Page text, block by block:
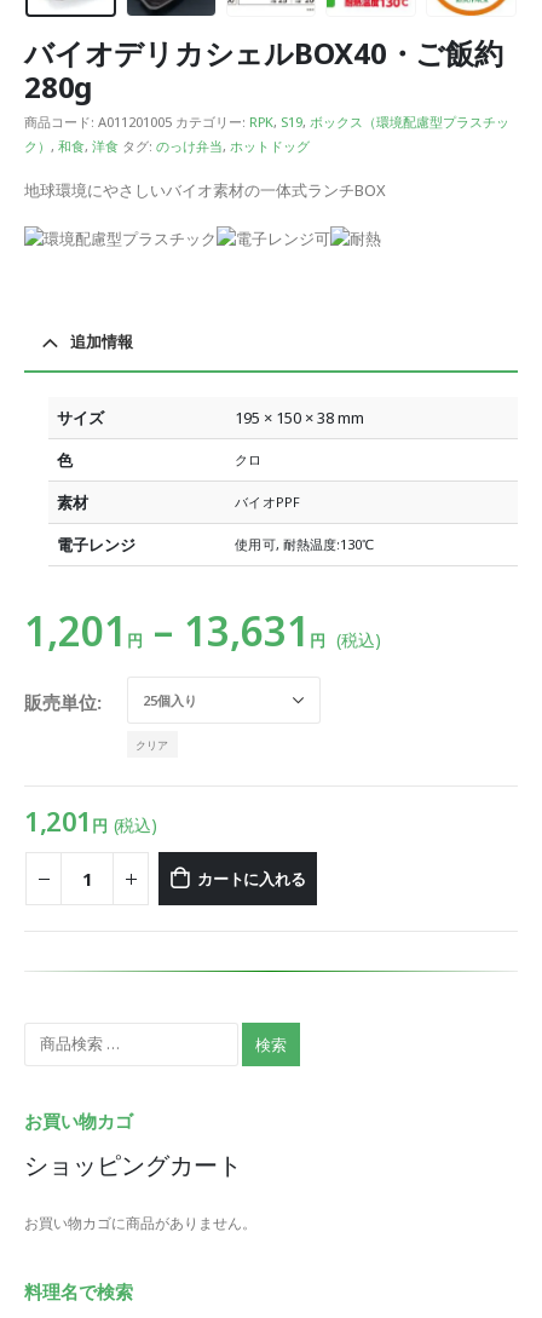
バイオデリカシェルBOX40・ご飯約
280g
商品コード: A011201005 カテゴリー: RPK, S19, ボックス（環境配慮型プラスチッ
ク） , 和食, 洋食 タグ: のっけ弁当, ホットドッグ
地球環境にやさしいバイオ素材の一体式ランチBOX
追加情報
サイズ
195 × 150 × 38 mm
色
クロ
素材 バイオPPF
電子レンジ 使用可, 耐熱温度:130℃
1,201 円 – 13,631 円 (税込)
販売単位
クリア
1,201 円 (税込)
カートに入れる
検索
お買い物カゴ
ショッピングカート
お買い物カゴに商品がありません。
料理名で検索